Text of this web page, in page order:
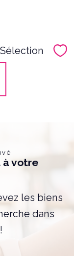
Sélection
à votre
les biens
dans